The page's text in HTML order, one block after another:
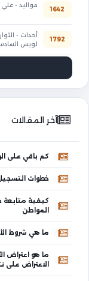
1642
مواليد -
1792
أحداث -
لويس
آخر المقالات
كم باقي على
خطوات
كيفية متابعة
المواطن
ما هي شروط
ما هو اعتراض
الاعتراض على